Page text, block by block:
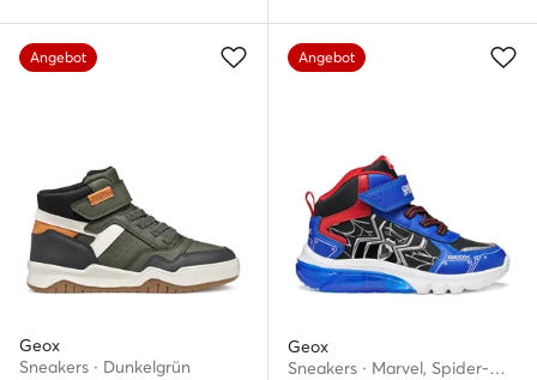
Angebot
Geox
Sneakers · Dunkelgrün
Angebot
Geox
Sneakers · Marvel, Spider-Man · Bunt